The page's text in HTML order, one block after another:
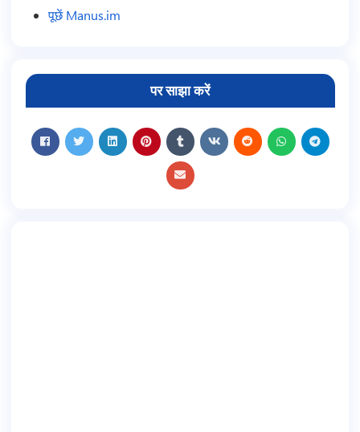
पूछें Manus.im
पर साझा करें